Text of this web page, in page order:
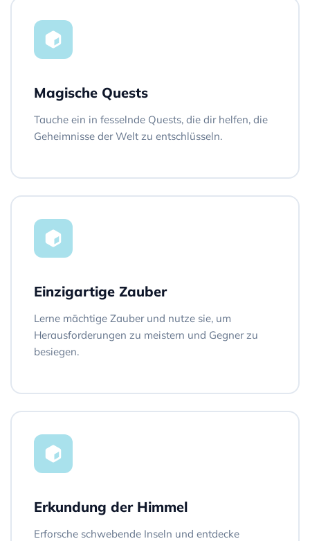
Magische Quests
Tauche ein in fesselnde Quests, die dir helfen, die
Geheimnisse der Welt zu entschlüsseln.
Einzigartige Zauber
Lerne mächtige Zauber und nutze sie, um
Herausforderungen zu meistern und Gegner zu
besiegen.
Erkundung der Himmel
Erforsche schwebende Inseln und entdecke